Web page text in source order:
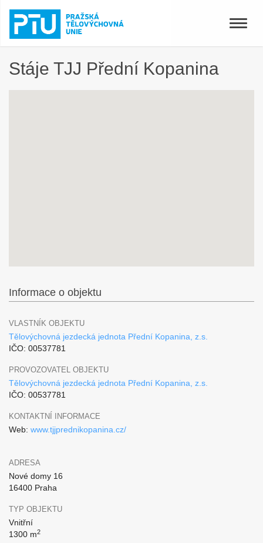
Toggle
Stáje TJJ Přední Kopanina
Informace o objektu
VLASTNÍK OBJEKTU
Tělovýchovná jezdecká jednota Přední Kopanina, z.s.
IČO: 00537781
PROVOZOVATEL OBJEKTU
Tělovýchovná jezdecká jednota Přední Kopanina, z.s.
IČO: 00537781
KONTAKTNÍ INFORMACE
Web: www.tjjprednikopanina.cz/
ADRESA
Nové domy 16
16400 Praha
TYP OBJEKTU
Vnitřní
1300 m2